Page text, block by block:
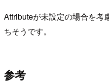
Attributeが未設定の場合を考
ちそうです。
参考